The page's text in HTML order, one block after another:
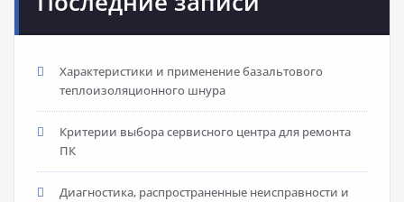
Характеристики и применение базальтового
теплоизоляционного шнура
Критерии выбора сервисного центра для ремонта
ПК
Диагностика, распространенные неисправности и